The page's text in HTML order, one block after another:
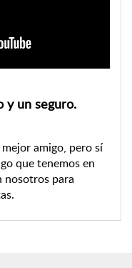
y un seguro.
amigo, pero sí
que tenemos en
nosotros para